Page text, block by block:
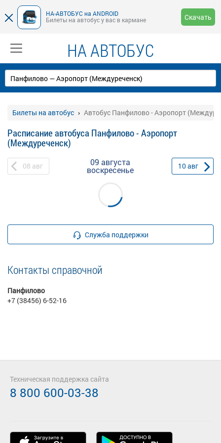
НА-АВТОБУС на ANDROID
Билеты на автобус у вас в кармане
Скачать
НА АВТОБУС
Билеты на автобус Автобус Панфилово - Аэропорт
Расписание автобуса Панфилово - Аэропорт
(Междуреченск)
08 авг 09 августа
воскресенье 10авг
Служба поддержки
Контакты справочной
Панфилово
+7 (38456) 6-52-16
Техническая поддержка сайта
8 800 600-03-38